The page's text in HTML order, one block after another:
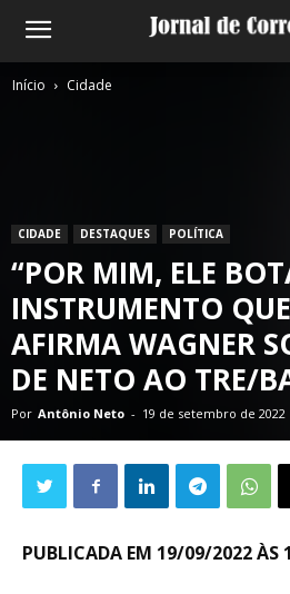
Início Cidade
CIDADE DESTAQUES POLÍTICA
“POR MIM, ELE
INSTRUMENTO
AFIRMA WAGNER
DE NETO AO TRE/
Por Antônio Neto - 19 de setembro de 2022
PUBLICADA EM 19/09/2022 ÀS